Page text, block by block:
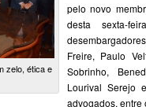
zelo, ética e
pelo novo
desta sexta-
Freire, Paulo
Sobrinho,
Lourival Serejo
advogados, entre